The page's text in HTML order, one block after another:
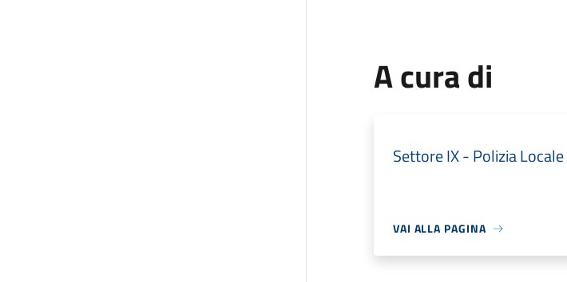
A cura di
Settore IX - Polizia Locale
VAI ALLA PAGINA